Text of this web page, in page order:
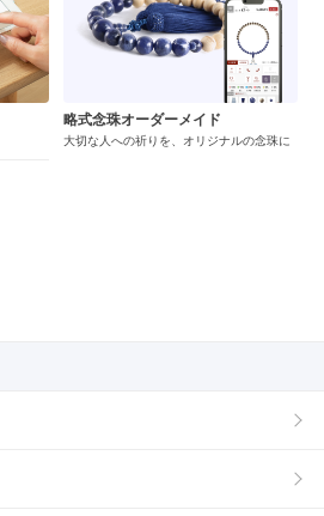
略式念珠オーダーメイド
大切な人への祈りを、オリジナルの念珠に